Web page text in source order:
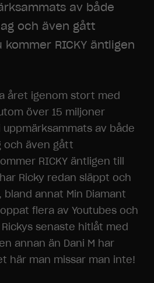
av både
och även gått
kommer RICKY äntligen
året igenom stort med
över 15 miljoner
uppmärksammats av både
och även gått
RICKY äntligen till
Ricky redan släppt och
annat Min Diamant
flera av Youtubes och
senaste hitlåt med
annan än Dani M har
här man missar man inte!